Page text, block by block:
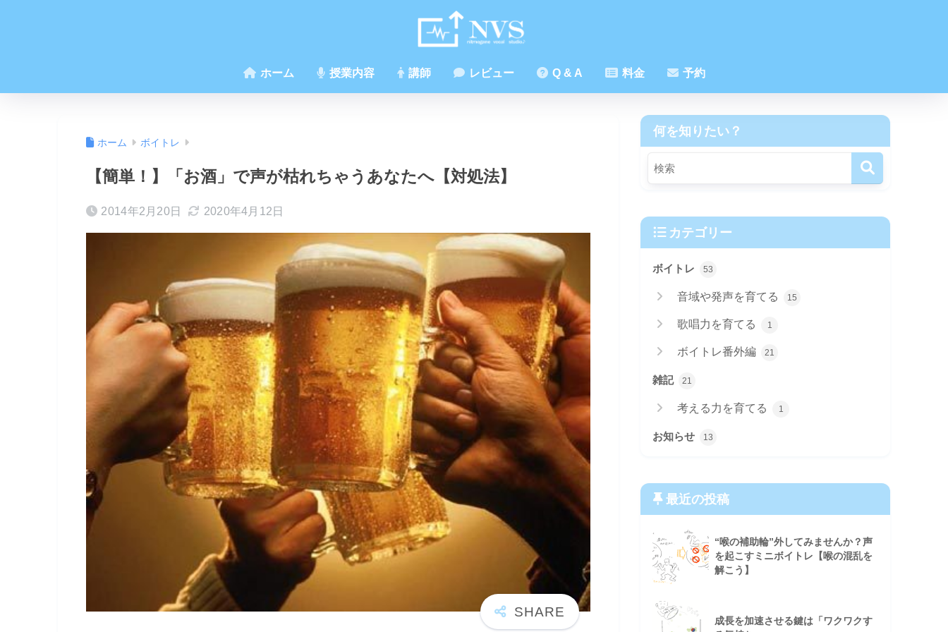
ホーム 授業内容 講師 レビュー Q & A 料金 予約
ホーム ボイトレ
【簡単！】「お酒」で声が枯れちゃうあなたへ【対処法】
2014年2月20日 2020年4月12日
何を知りたい？
カテゴリー
ボイトレ 53
音域や発声を育てる 15
歌唱力を育てる 1
ボイトレ番外編 21
雑記 21
考える力を育てる 1
お知らせ 13
最近の投稿
“喉の補助輪”外してみませんか？声
を起こすミニボイトレ【喉の混乱を
解こう】
成長を加速させる鍵は「ワクワクす